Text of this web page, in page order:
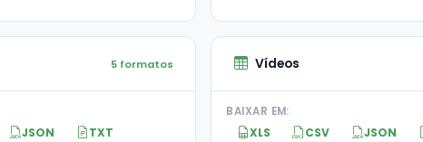
5 formatos
JSON
TXT
Vídeos
BAIXAR EM:
XLS CSV JSON